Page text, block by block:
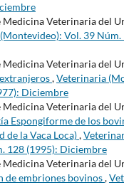
Medicina Veterinaria del
Vol. 39 Núm.
Medicina Veterinaria del
,Veterinaria
Diciembre
Medicina Veterinaria del
Espongiforme de los
de la Vaca Loca),
128 (1995): Diciembre
Medicina Veterinaria del
de embriones bovinos,